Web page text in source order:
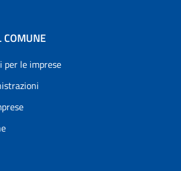
COMUNE
le imprese